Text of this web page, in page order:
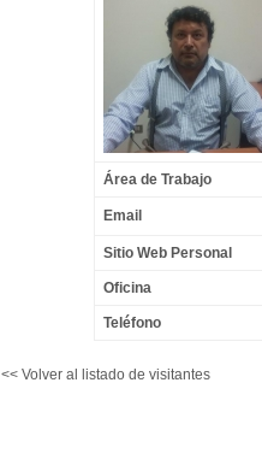
Área de Trabajo
Email
Sitio Web Personal
Oficina
Teléfono
<< Volver al listado de visitantes